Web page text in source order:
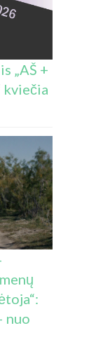
„AŠ +
kviečia
nuo